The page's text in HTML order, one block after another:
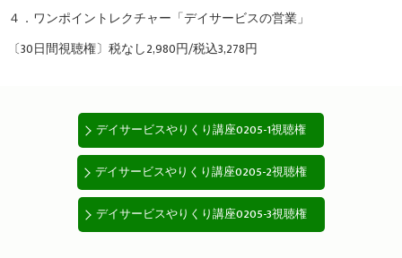
４．ワンポイントレクチャー「デイサービスの営業」
〔30日間視聴権〕税なし2,980円/税込3,278円
デイサービスやりくり講座0205-1視聴権
デイサービスやりくり講座0205-2視聴権
デイサービスやりくり講座0205-3視聴権